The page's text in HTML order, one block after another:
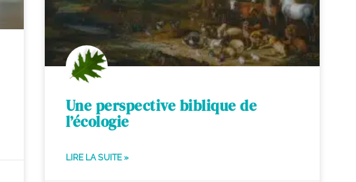
Une perspective biblique de
l’écologie
LIRE LA SUITE »